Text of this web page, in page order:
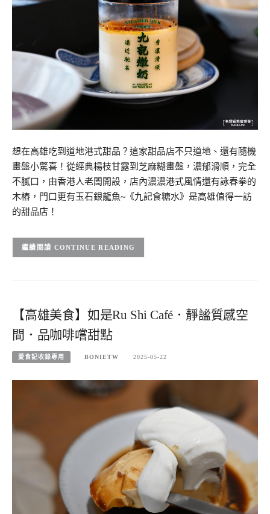
想在高雄吃到道地港式甜品？這家甜品店不只道地、還有隨機
畫盤小驚喜！從經典楊枝甘露到芝麻糊畫盤，濃郁滑順，完全
不膩口，由香港人老闆開設，店內濃濃港式風情還有詠春拳的
木樁，門口更有玉石銀龍魚~《九記食糖水》是高雄值得一訪
的甜品店！
CONTINUE READING
【高雄美食】如是Ru Shi Café．靜謐質感空
間．品咖啡嚐甜點
愛食記收錄專用 BONIETW 2025-05-22